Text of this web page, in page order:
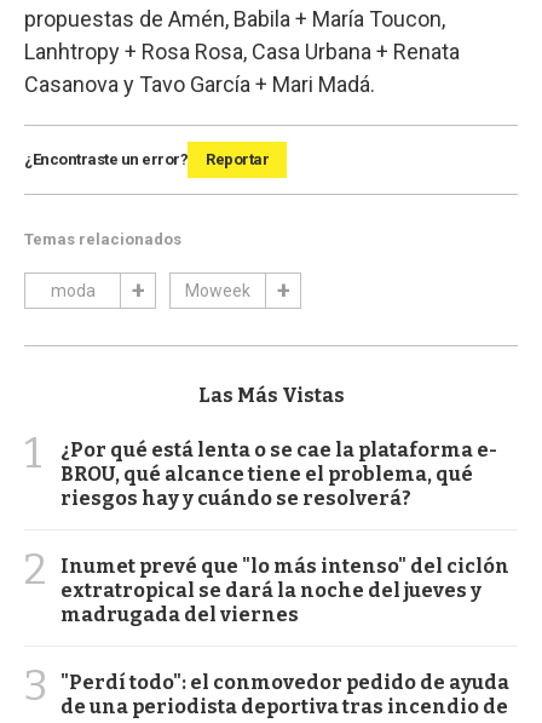
propuestas de Amén, Babila + María Toucon,
Lanhtropy + Rosa Rosa, Casa Urbana + Renata
Casanova y Tavo García + Mari Madá.
¿Encontraste un error? Reportar
Temas relacionados
moda Moweek
Las Más Vistas
1
¿Por qué está lenta o se cae la plataforma e-
BROU, qué alcance tiene el problema, qué
riesgos hay y cuándo se resolverá?
2
Inumet prevé que "lo más intenso" del ciclón
extratropical se dará la noche del jueves y
madrugada del viernes
3
"Perdí todo": el conmovedor pedido de ayuda
de una periodista deportiva tras incendio de